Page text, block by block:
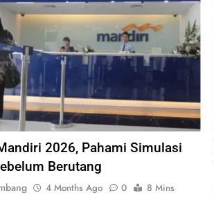
2026, Pahami Simulasi
Berutang
4 Months Ago 0
8 Mins